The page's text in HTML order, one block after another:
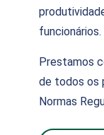
funcionários.
Prestamos
de todos os
Normas